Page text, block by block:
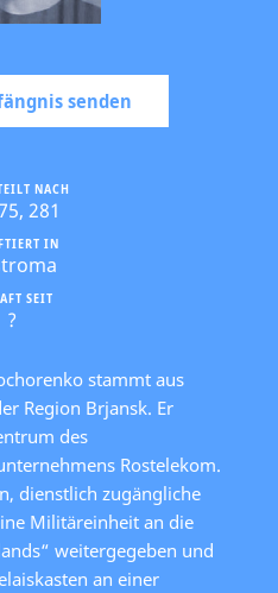
senden
SEIT
?
IN
NACH
281
stammt aus
Region Brjansk. Er
des
Rostelekom.
dienstlich zugängliche
Militäreinheit an die
weitergegeben und
an einer